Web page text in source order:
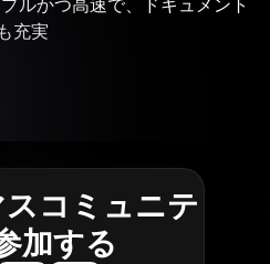
ルかつ高速で、ドキュメント
も充実
コミュニテ
加する